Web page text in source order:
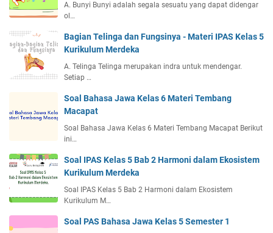
A. Bunyi Bunyi adalah segala sesuatu yang dapat didengar
ol…
Bagian Telinga dan Fungsinya - Materi IPAS Kelas 5
Kurikulum Merdeka
A. Telinga Telinga merupakan indra untuk mendengar.
Setiap …
Soal Bahasa Jawa Kelas 6 Materi Tembang
Macapat
Soal Bahasa Jawa Kelas 6 Materi Tembang Macapat Berikut
ini…
Soal IPAS Kelas 5 Bab 2 Harmoni dalam Ekosistem
Kurikulum Merdeka
Soal IPAS Kelas 5 Bab 2 Harmoni dalam Ekosistem
Kurikulum M…
Soal PAS Bahasa Jawa Kelas 5 Semester 1